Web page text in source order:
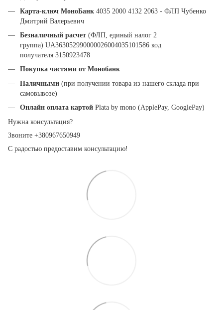
Карта-ключ МоноБанк 4035 2000 4132 2063 - ФЛП Чубенко
Дмитрий Валерьевич
Безналичный расчет (ФЛП, единый налог 2
группа) UA363052990000026004035101586 код
получателя 3150923478
Покупка частями от Монобанк
Наличными (при получении товара из нашего склада при
самовывозе)
Онлайн оплата картой Plata by mono (ApplePay, GooglePay)
Нужна консультация?
Звоните +380967650949
С радостью предоставим консультацию!